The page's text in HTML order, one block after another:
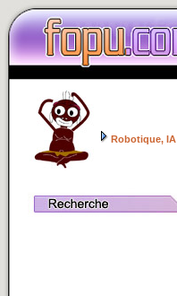
Robotique, IA